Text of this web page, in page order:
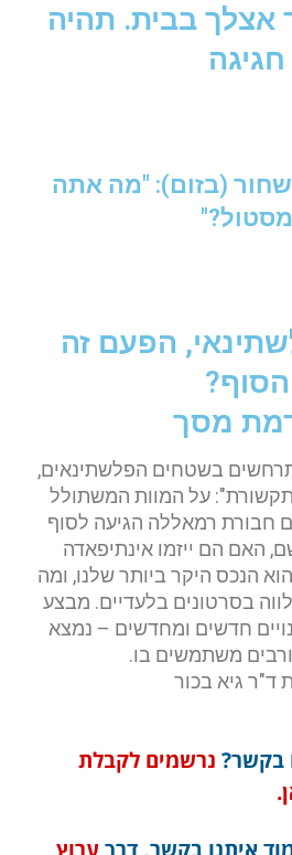
אצלך בבית. תהיה
חגיגה
שחור (בזום): "מה אתה
מסטול?"
הפעם זה
הסוף?
מסך
בשטחים הפלשתינאים,
על המוות המשתולל
חבורת רמאללה הגיעה לסוף
האם הם ייזמו אינתיפאדה
הנכס היקר ביותר שלנו, ומה
בסרטונים בלעדיים. מבצע
חדשים ומחדשים – נמצא
ורבים משתמשים בו.
ד"ר גיא בכור
בקשר? נרשמים לקבלת
איתנו בקשר, דרך ערוץ